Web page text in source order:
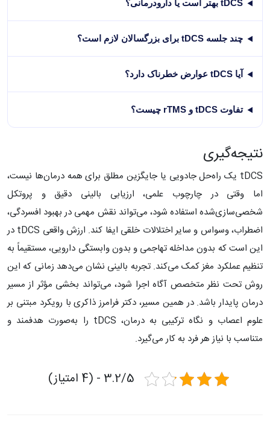
tDCS بهتر است یا دارودرمانی؟
چند جلسه tDCS برای بزرگسالان لازم است؟
آیا tDCS عوارض خطرناک دارد؟
تفاوت tDCS و rTMS چیست؟
نتیجه‌گیری
tDCS یک راه‌حل جادویی یا جایگزین مطلق برای همه درمان‌ها نیست،
اما وقتی در چارچوب علمی، ارزیابی بالینی دقیق و پروتکل
شخصی‌سازی‌شده استفاده شود، می‌تواند نقش مهمی در بهبود افسردگی،
اضطراب، وسواس و سایر اختلالات خلقی ایفا کند. ارزش واقعی tDCS در
این است که بدون مداخله تهاجمی و بدون وابستگی دارویی، مستقیماً به
تنظیم عملکرد مغز کمک می‌کند. تجربه بالینی نشان می‌دهد زمانی که این
روش تحت نظر متخصص آگاه اجرا شود، می‌تواند بخشی مؤثر از مسیر
درمان پایدار باشد. در همین مسیر، دکتر فرامرز ذاکری با رویکرد مبتنی بر
علوم اعصاب و نگاه ترکیبی به درمان، tDCS را به‌صورت هدفمند و
متناسب با نیاز هر فرد به کار می‌گیرد.
3.2/5 - (4 امتیاز)